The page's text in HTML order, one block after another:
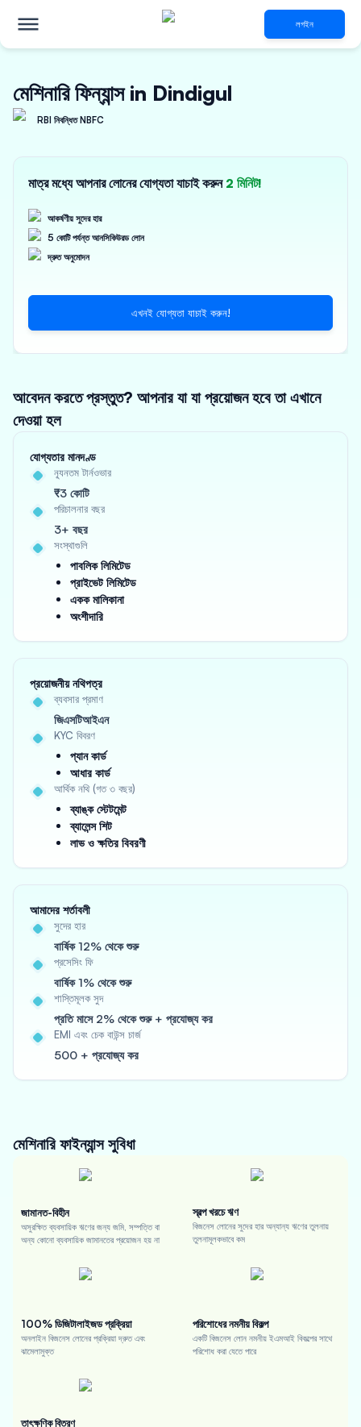
লগইন
মেশিনারি ফিন্যান্স in Dindigul
RBI নিবন্ধিত NBFC
মাত্র মধ্যে আপনার লোনের যোগ্যতা যাচাই করুন 2 মিনিট!
আকর্ষণীয় সুদের হার
5 কোটি পর্যন্ত আনসিকিউরড লোন
দ্রুত অনুমোদন
এখনই যোগ্যতা যাচাই করুন!
আবেদন করতে প্রস্তুত? আপনার যা যা প্রয়োজন হবে তা এখানে
দেওয়া হল
যোগ্যতার মানদণ্ড
ন্যূনতম টার্নওভার
₹3 কোটি
পরিচালনার বছর
3+ বছর
সংস্থাগুলি
পাবলিক লিমিটেড
প্রাইভেট লিমিটেড
একক মালিকানা
অংশীদারি
প্রয়োজনীয় নথিপত্র
ব্যবসার প্রমাণ
জিএসটিআইএন
KYC বিবরণ
প্যান কার্ড
আধার কার্ড
আর্থিক নথি (গত ৩ বছর)
ব্যাঙ্ক স্টেটমেন্ট
ব্যালেন্স শিট
লাভ ও ক্ষতির বিবরণী
আমাদের শর্তাবলী
সুদের হার
বার্ষিক 12% থেকে শুরু
প্রসেসিং ফি
বার্ষিক 1% থেকে শুরু
শাস্তিমূলক সুদ
প্রতি মাসে 2% থেকে শুরু + প্রযোজ্য কর
EMI এবং চেক বাউন্স চার্জ
500 + প্রযোজ্য কর
মেশিনারি ফাইন্যান্সসুবিধা
জামানত-বিহীন
অসুরক্ষিত ব্যবসায়িক ঋণের জন্য জমি, সম্পত্তি বা
অন্য কোনো ব্যবসায়িক জামানতের প্রয়োজন হয় না
স্বল্প খরচে ঋণ
বিজনেস লোনের সুদের হার অন্যান্য ঋণের তুলনায়
তুলনামূলকভাবে কম
100% ডিজিটালাইজড প্রক্রিয়া
অনলাইন বিজনেস লোনের প্রক্রিয়া দ্রুত এবং
ঝামেলামুক্ত
পরিশোধের নমনীয় বিকল্প
একটি বিজনেস লোন নমনীয় ইএমআই বিকল্পের সাথে
পরিশোধ করা যেতে পারে
তাৎক্ষণিক বিতরণ